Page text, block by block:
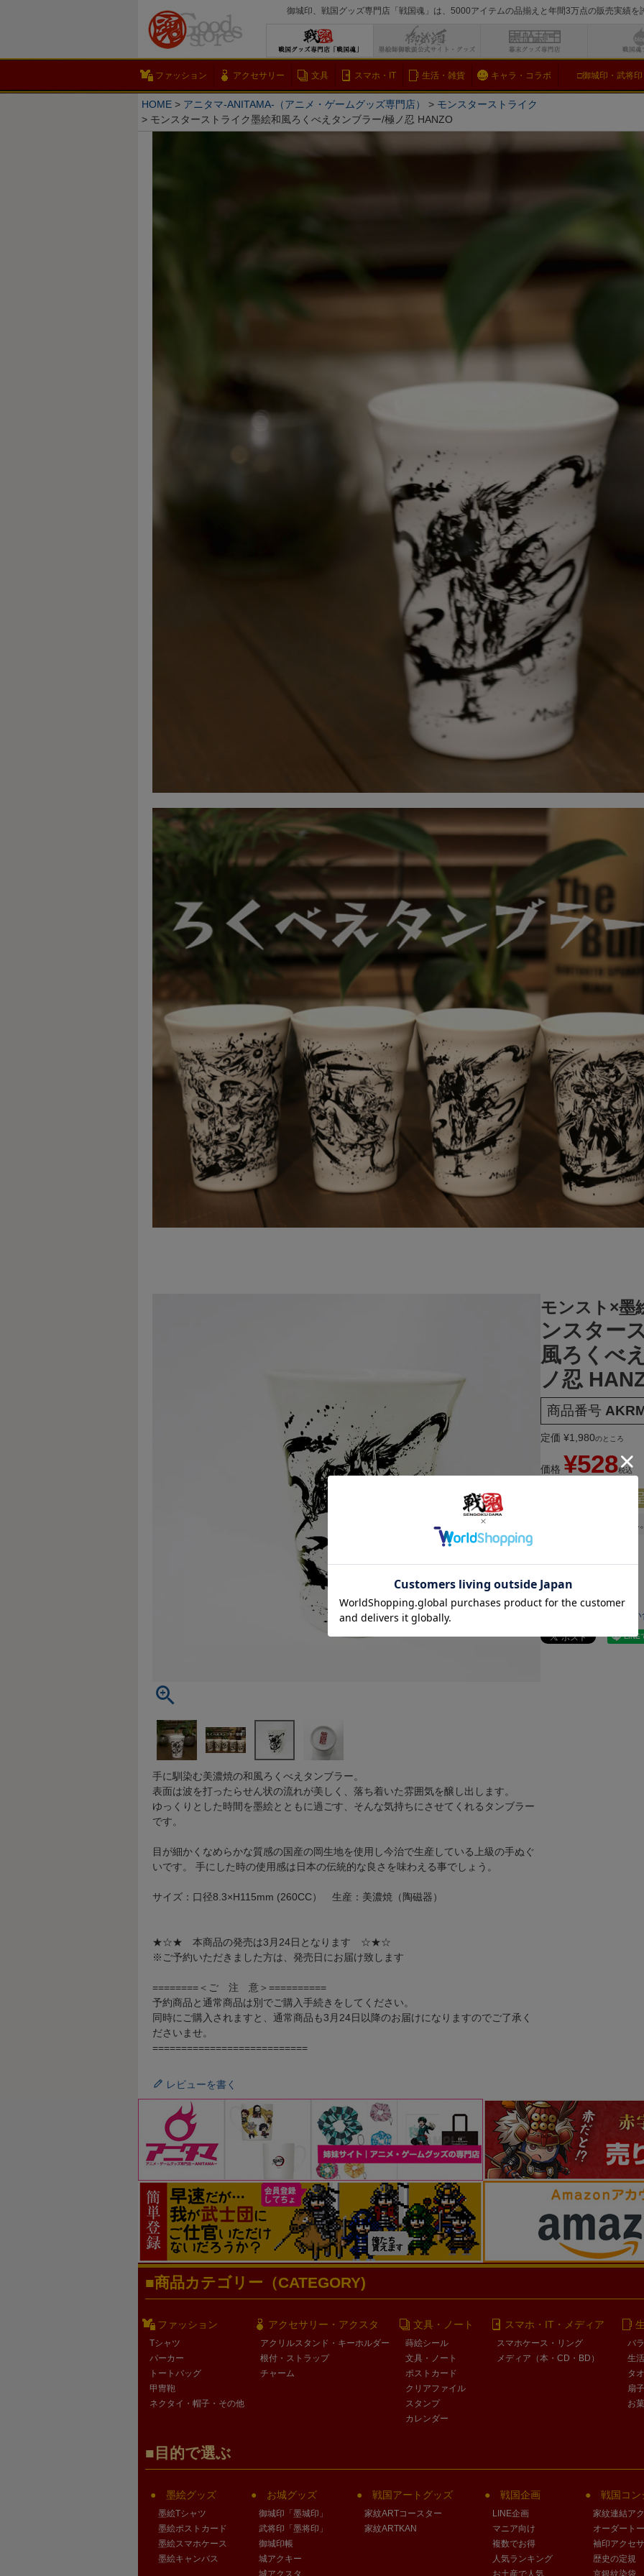
御城印、戦国グッズ専門店「戦国魂」は、5000アイテムの品揃えと年間3万点の販売実績
検索
ファッション アクセサリー 文具 スマホ・IT 生活・雑貨 キャラ・コラボ □御城印・武将印
HOME アニタマ-ANITAMA-（アニメ・ゲームグッズ専門店）
モンスターストライク
モンスターストライク墨絵和風ろくべえタンブラー/極ノ忍 HANZO
手に馴染む美濃焼の和風ろくべえタンブラー。
表面は波を打ったらせん状の流れが美しく、落ち着いた雰囲気を醸し出します。
ゆっくりとした時間を墨絵とともに過ごす、そんな気持ちにさせてくれるタンブラー
です。
目が細かくなめらかな質感の国産の岡生地を使用し今治で生産している上級の手ぬぐ
いです。 手にした時の使用感は日本の伝統的な良さを味わえる事でしょう。
サイズ：口径8.3×H115mm (260CC） 生産：美濃焼（陶磁器）
★☆★ 本商品の発売は3月24日となります ☆★☆
※ご予約いただきました方は、発売日にお届け致します
========＜ご 注 意＞==========
予約商品と通常商品は別でご購入手続きをしてください。
同時にご購入されますと、通常商品も3月24日以降のお届けになりますのでご了承く
ださいませ。
===========================
モンスト×墨
ンスター
風ろくべ
ノ忍
商品番号
定価 ¥1,980のところ
価格 ¥528税込
ポイント進
申し訳ございませ
返品特約について
商品についてのお問
レビューを書く
商品カテゴリー（CATEGORY)
ファッション
Tシャツ
パーカー
トートバッグ
甲冑鞄
ネクタイ・帽子・その他
アクセサリー・アクスタ
アクリルスタンド・キーホルダー
根付・ストラップ
チャーム
文具・ノート
蒔絵シール
文具・ノート
ポストカード
クリアファイル
スタンプ
カレンダー
スマホ・IT・メディア
スマホケース・リング
メディア（本・CD・BD）
バ
生
タ
扇子
お
目的で選ぶ
墨絵グッズ
墨絵Tシャツ
墨絵ポストカード
墨絵スマホケース
墨絵キャンバス
お城グッズ
御城印「墨城印」
武将印「墨将印」
御城印帳
城アクキー
城アクスタ
戦国アートグッズ
家紋ARTコースター
家紋ARTKAN
戦国企画
LINE企画
マニア向け
複数でお得
人気ランキング
お土産で人気
戦国コン
家紋連結ア
オーダート
袖印アクセ
歴史の定規
京銀紋染袋